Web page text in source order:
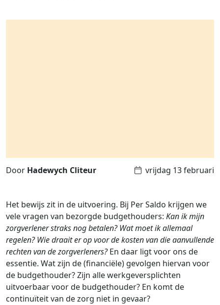
Door Hadewych Cliteur vrijdag 13 februari
Het bewijs zit in de uitvoering. Bij Per Saldo krijgen we
vele vragen van bezorgde budgethouders: Kan ik mijn
zorgverlener straks nog betalen? Wat moet ik allemaal
regelen? Wie draait er op voor de kosten van die aanvullende
rechten van de zorgverleners?En daar ligt voor ons de
essentie. Wat zijn de (financiële) gevolgen hiervan voor
de budgethouder? Zijn alle werkgeversplichten
uitvoerbaar voor de budgethouder? En komt de
continuïteit van de zorg niet in gevaar?